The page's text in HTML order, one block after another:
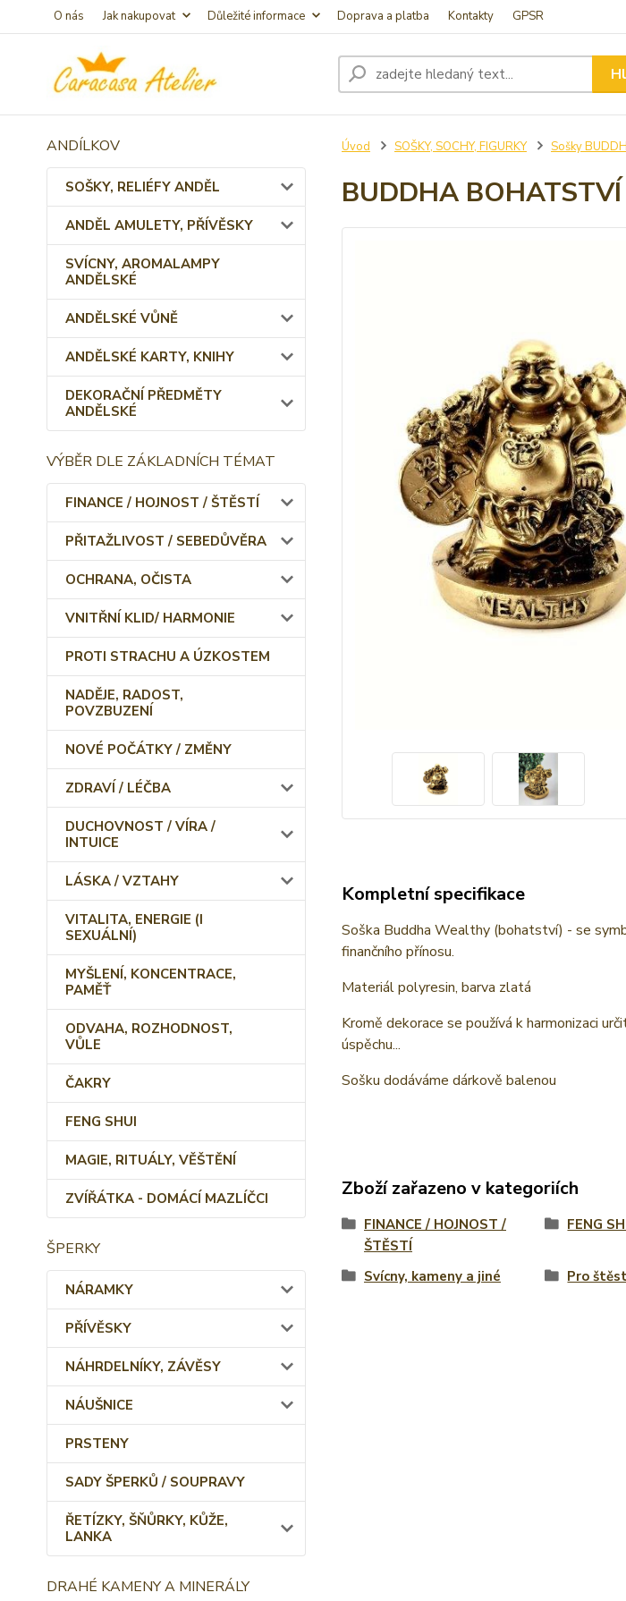
O nás Jak nakupovat Důležité informace Doprava a platba Kontakty GPSR
ANDÍLKOV
SOŠKY, RELIÉFY ANDĚL
ANDĚL AMULETY, PŘÍVĚSKY
SVÍCNY, AROMALAMPY
ANDĚLSKÉ
ANDĚLSKÉ VŮNĚ
ANDĚLSKÉ KARTY, KNIHY
DEKORAČNÍ PŘEDMĚTY
ANDĚLSKÉ
VÝBĚR DLE ZÁKLADNÍCH TÉMAT
FINANCE / HOJNOST / ŠTĚSTÍ
PŘITAŽLIVOST / SEBEDŮVĚRA
OCHRANA, OČISTA
VNITŘNÍ KLID/ HARMONIE
PROTI STRACHU A ÚZKOSTEM
NADĚJE, RADOST,
POVZBUZENÍ
NOVÉ POČÁTKY / ZMĚNY
ZDRAVÍ / LÉČBA
DUCHOVNOST / VÍRA /
INTUICE
LÁSKA / VZTAHY
VITALITA, ENERGIE (I
SEXUÁLNÍ)
MYŠLENÍ, KONCENTRACE,
PAMĚŤ
ODVAHA, ROZHODNOST,
VŮLE
ČAKRY
FENG SHUI
MAGIE, RITUÁLY, VĚŠTĚNÍ
ZVÍŘÁTKA - DOMÁCÍ MAZLÍČCI
ŠPERKY
NÁRAMKY
PŘÍVĚSKY
NÁHRDELNÍKY, ZÁVĚSY
NÁUŠNICE
PRSTENY
SADY ŠPERKŮ / SOUPRAVY
ŘETÍZKY, ŠŇŮRKY, KŮŽE,
LANKA
DRAHÉ KAMENY A MINERÁLY
Úvod SOŠKY, SOCHY, FIGURKY Sošky
BUDDHA
Kompletní specifikace
Soška Buddha Wealthy (bohatství) - se
finančního přínosu.
Materiál polyresin, barva zlatá
Kromě dekorace se používá k harmonizaci
úspěchu...
Sošku dodáváme dárkově balenou
Zboží zařazeno v kategoriích
FINANCE / HOJNOST /
ŠTĚSTÍ
FENG
Svícny, kameny a jiné Pro